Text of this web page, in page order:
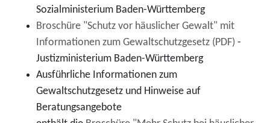
Sozialministerium Baden-Württemberg
Broschüre "Schutz vor häuslicher Gewalt" mit
Informationen zum Gewaltschutzgesetz (PDF) -
Justizministerium Baden-Württemberg
Ausführliche Informationen zum
Gewaltschutzgesetz und Hinweise auf
Beratungsangebote